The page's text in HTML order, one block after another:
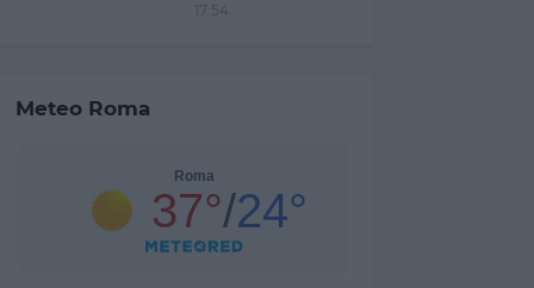
17:54
Meteo Roma